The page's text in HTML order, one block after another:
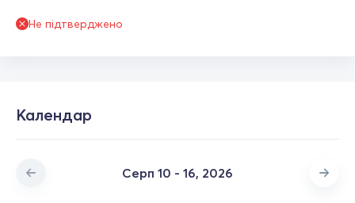
Не підтверджено
Календар
Серп 10 - 16, 2026